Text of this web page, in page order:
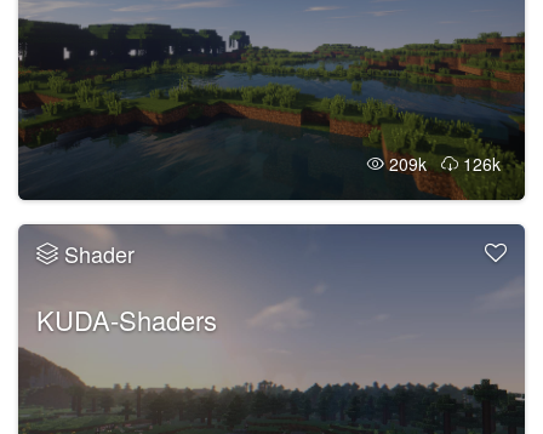
209k 126k
Shader
KUDA-Shaders